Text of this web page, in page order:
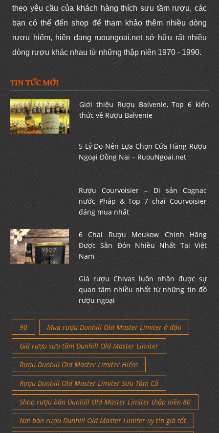
theo yêu cầu của khách hàng thích sưu tầm rượu, các
bạn có thể đến shop để tham khảo thêm nhiều dòng
rượu hiếm, hiện đang ruoungoai.net sở hữu rất nhiều
dòng rượu khác nhau từ những thập niên 1970 - 1990.
TIN TỨC MỚI
Giới thiệu Rượu Balvenie, Top 6 kiến
thức về Rượu Balvenie
5 Lý Do Nên Lựa Chọn Cửa Hàng Rượu
Ngoại Đồng Nai – RuouNgoai.net
Rượu Courvoisier – Di sản Cognac
nước Pháp & Top 7 chai Courvoisier
đáng mua nhất
6 Chai Rượu Meukow Chính Hãng
Được Săn Đón Nhiều Nhất Tại Việt
Nam
Giá rượu Chivas luôn nhận được sự
quan tâm nhiều nhất từ những tín đồ
rượu ngoại
90
Mua rượu Dunhill Old Master Limiter ở đâu
Giá rượu sưu tầm Dunhill Old Master Limiter
Rượu Dunhill Old Master Limiter Hiếm
Rượu Dunhill Old Master Limiter Sưu Tầm Cổ
Shop rượu bán Dunhill Old Master Limiter thập niên 80
Nơi bán rượu Dunhill Old Master Limiter uy tín giá tốt